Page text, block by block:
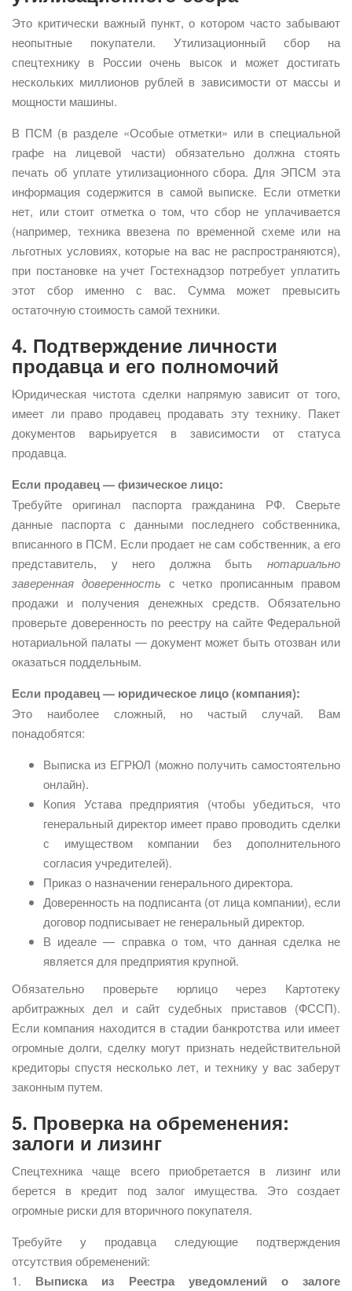
Это критически важный пункт, о котором часто забывают
неопытные покупатели. Утилизационный сбор на
спецтехнику в России очень высок и может достигать
нескольких миллионов рублей в зависимости от массы и
мощности машины.
В ПСМ (в разделе «Особые отметки» или в специальной
графе на лицевой части) обязательно должна стоять
печать об уплате утилизационного сбора. Для ЭПСМ эта
информация содержится в самой выписке. Если отметки
нет, или стоит отметка о том, что сбор не уплачивается
(например, техника ввезена по временной схеме или на
льготных условиях, которые на вас не распространяются),
при постановке на учет Гостехнадзор потребует уплатить
этот сбор именно с вас. Сумма может превысить
остаточную стоимость самой техники.
4. Подтверждение личности
продавца и его полномочий
Юридическая чистота сделки напрямую зависит от того,
имеет ли право продавец продавать эту технику. Пакет
документов варьируется в зависимости от статуса
продавца.
Если продавец — физическое лицо:
Требуйте оригинал паспорта гражданина РФ. Сверьте
данные паспорта с данными последнего собственника,
вписанного в ПСМ. Если продает не сам собственник, а его
представитель, у него должна быть нотариально
заверенная доверенность с четко прописанным правом
продажи и получения денежных средств. Обязательно
проверьте доверенность по реестру на сайте Федеральной
нотариальной палаты — документ может быть отозван или
оказаться поддельным.
Если продавец — юридическое лицо (компания):
Это наиболее сложный, но частый случай. Вам
понадобятся:
Выписка из ЕГРЮЛ (можно получить самостоятельно
онлайн).
Копия Устава предприятия (чтобы убедиться, что
генеральный директор имеет право проводить сделки
с имуществом компании без дополнительного
согласия учредителей).
Приказ о назначении генерального директора.
Доверенность на подписанта (от лица компании), если
договор подписывает не генеральный директор.
В идеале — справка о том, что данная сделка не
является для предприятия крупной.
Обязательно проверьте юрлицо через Картотеку
арбитражных дел и сайт судебных приставов (ФССП).
Если компания находится в стадии банкротства или имеет
огромные долги, сделку могут признать недействительной
кредиторы спустя несколько лет, и технику у вас заберут
законным путем.
5. Проверка на обременения:
залоги и лизинг
Спецтехника чаще всего приобретается в лизинг или
берется в кредит под залог имущества. Это создает
огромные риски для вторичного покупателя.
Требуйте у продавца следующие подтверждения
отсутствия обременений:
1. Выписка из Реестра уведомлений о залоге